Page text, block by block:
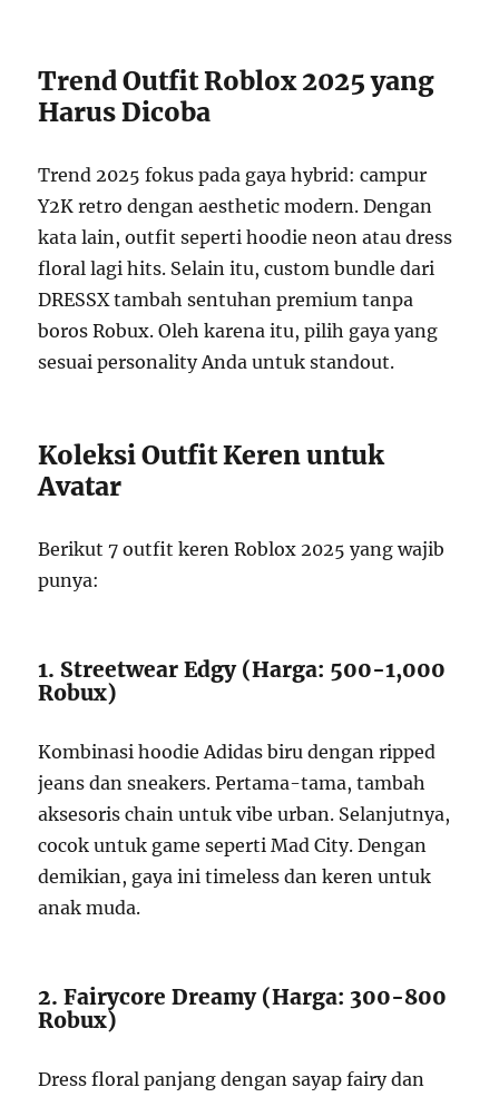
Trend Outfit Roblox 2025 yang
Harus Dicoba
Trend 2025 fokus pada gaya hybrid: campur
Y2K retro dengan aesthetic modern. Dengan
kata lain, outfit seperti hoodie neon atau dress
floral lagi hits. Selain itu, custom bundle dari
DRESSX tambah sentuhan premium tanpa
boros Robux. Oleh karena itu, pilih gaya yang
sesuai personality Anda untuk standout.
Koleksi Outfit Keren untuk
Avatar
Berikut 7 outfit keren Roblox 2025 yang wajib
punya:
1. Streetwear Edgy (Harga: 500-1,000
Robux)
Kombinasi hoodie Adidas biru dengan ripped
jeans dan sneakers. Pertama-tama, tambah
aksesoris chain untuk vibe urban. Selanjutnya,
cocok untuk game seperti Mad City. Dengan
demikian, gaya ini timeless dan keren untuk
anak muda.
2. Fairycore Dreamy (Harga: 300-800
Robux)
Dress floral panjang dengan sayap fairy dan